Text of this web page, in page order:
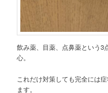
飲み薬、目薬、点鼻薬という3
心。
これだけ対策しても完全には
ます。